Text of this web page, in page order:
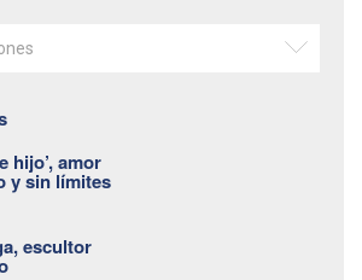
hijo’, amor
y sin límites
escultor